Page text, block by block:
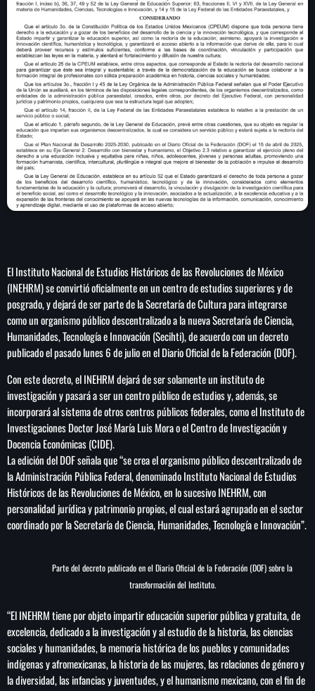
play_arrow LA CAMPESINA 104.5 FM
play_arrow LA CAMPESINA GEORGIA
INICIO
NOTAS
PROGRAMACIÓN keyboard_arrow_down
PUBLICIDAD
HISTORIA
SEARCH
SEARCH
NOTAS
Cae primer detenido por robo a casa de
Karely Ruiz
Blanche como fiscal general de EE.UU.
Vinícius Jr renueva con en el Real Madrid
hasta 2032
El Instituto Nacional de Estudios Históricos de las Revoluciones de México
(INEHRM) se convirtió oficialmente en un centro de estudios superiores y de
posgrado, y dejará de ser parte de laSecretaría de Cultura para integrarse
como un organismo público descentralizado a la nueva Secretaría de Ciencia,
Humanidades, Tecnología e Innovación (Secihti), de acuerdo con un decreto
publicado el pasado lunes 6 de julio en el Diario Oficial de la Federación (DOF).
Con este decreto, el INEHRM dejará de ser solamente un instituto de
investigación y pasará a ser un centro público de estudios y, además, se
incorporará al sistema de otros centros públicos federales, como el Instituto de
Investigaciones Doctor José María Luis Mora o el Centro de Investigación y
Docencia Económicas (CIDE).
La edición del DOF señala que “se crea el organismo público descentralizado de
la Administración Pública Federal,denominado Instituto Nacional de Estudios
Históricos de las Revoluciones de México, en lo sucesivoINEHRM, con
personalidad jurídica y patrimonio propios, el cual estará agrupado en el sector
coordinado porla Secretaría de Ciencia, Humanidades, Tecnología e Innovación”.
Parte del decreto publicado en el Diario Oficial de la Federación (DOF) sobre la
transformación del Instituto.
“ElINEHRMtiene por objeto impartir educación superior pública y gratuita, de
excelencia,dedicado a la investigación y al estudio de la historia, las ciencias
sociales y humanidades, la memoriahistórica de los pueblos y comunidades
indígenas y afromexicanas, la historia de las mujeres, las relacionesde género y
la diversidad, las infancias y juventudes, y el humanismo mexicano, con el fin de